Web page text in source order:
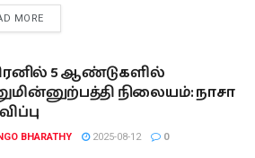
MORE
5 ஆண்டுகளில்
நிலையம்: நாசா
BHARATHY 2025-08-12 0